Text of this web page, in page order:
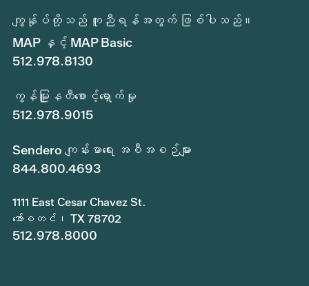
ကျွန်ုပ်တို့သည် ကူညီရန်အတွက် ဖြစ်ပါသည်။
MAP နှင့် MAP Basic
512.978.8130
ကွန်မြူနတီစောင့်ရှောက်မှု
512.978.9015
Sendero ကျန်းမာရေး အစီအစဉ်များ
844.800.4693
1111 East Cesar Chavez St.
အော်စတင်၊ TX 78702
512.978.8000